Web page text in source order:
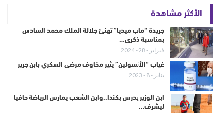
الأكثر مشاهدة
جريدة “ماب ميديا” تهنئ جلالة الملك محمد السادس
بمناسبة ذكرى…
فبراير - 28 - 2024
غياب “الأنسولين” يثير مخاوف مرضى السكري بابن جرير
يناير - 8 - 2023
ابن الوزير يدرس بكندا..وابن الشعب يمارس الرياضة حافيا
ليشرف…